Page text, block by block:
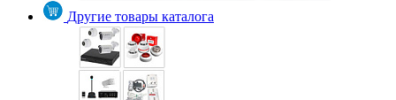
Другие товары каталога